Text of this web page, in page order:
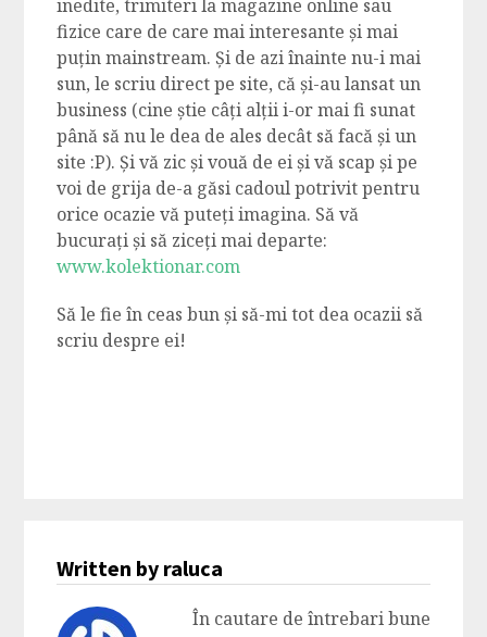
inedite, trimiteri la magazine online sau
fizice care de care mai interesante și mai
puțin mainstream. Și de azi înainte nu-i mai
sun, le scriu direct pe site, că și-au lansat un
business (cine știe câți alții i-or mai fi sunat
până să nu le dea de ales decât să facă și un
site :P). Și vă zic și vouă de ei și vă scap și pe
voi de grija de-a găsi cadoul potrivit pentru
orice ocazie vă puteți imagina. Să vă
bucurați și să ziceți mai departe:
www.kolektionar.com
Să le fie în ceas bun și să-mi tot dea ocazii să
scriu despre ei!
Written by raluca
În cautare de întrebari bune